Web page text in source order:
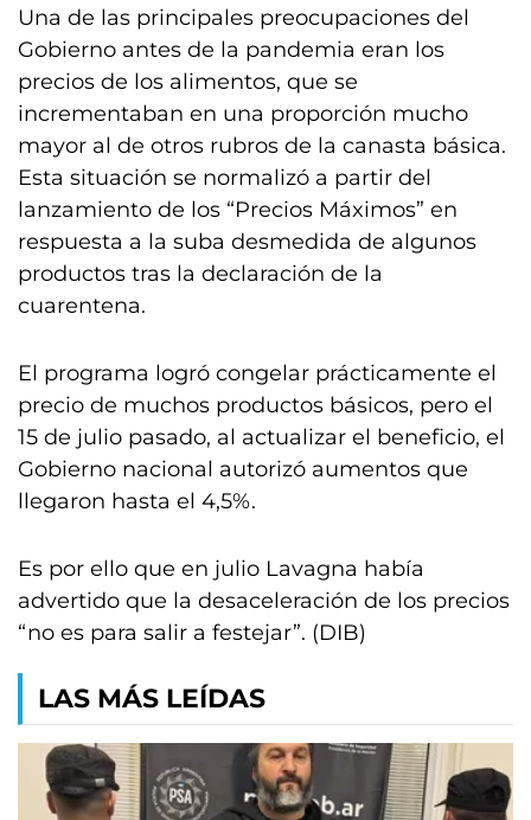
Una de las principales preocupaciones del
Gobierno antes de la pandemia eran los
precios de los alimentos, que se
incrementaban en una proporción mucho
mayor al de otros rubros de la canasta básica.
Esta situación se normalizó a partir del
lanzamiento de los “Precios Máximos” en
respuesta a la suba desmedida de algunos
productos tras la declaración de la
cuarentena.
El programa logró congelar prácticamente el
precio de muchos productos básicos, pero el
15 de julio pasado, al actualizar el beneficio, el
Gobierno nacional autorizó aumentos que
llegaron hasta el 4,5%.
Es por ello que en julio Lavagna había
advertido que la desaceleración de los precios
“no es para salir a festejar”. (DIB)
LAS MÁS LEÍDAS